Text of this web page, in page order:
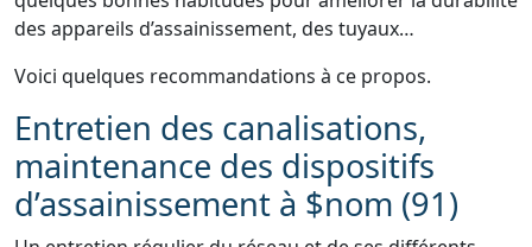
des appareils d’assainissement, des tuyaux…
Voici quelques recommandations à ce propos.
Entretien des canalisations,
maintenance des dispositifs
d’assainissement à $nom (91)